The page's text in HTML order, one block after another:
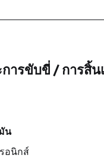
ารขับขี่ / การสิ้น
น
อนิกส์